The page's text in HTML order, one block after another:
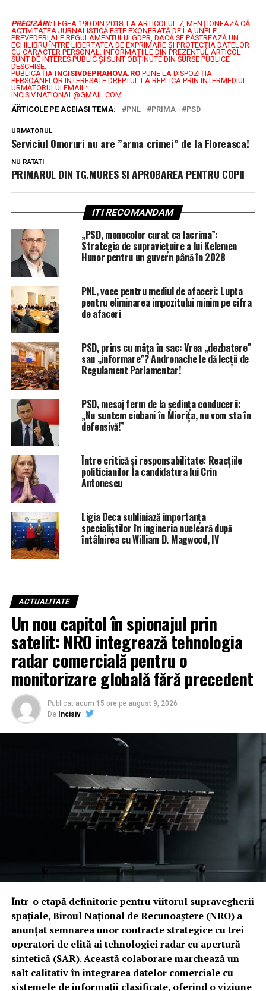
PRECIZĂRI: LEGEA 190 DIN 2018, LA ARTICOLUL 7, MENŢIONEAZĂ CĂ
ACTIVITATEA JURNALISTICĂ ESTE EXONERATĂ DE LA UNELE
PREVEDERI ALE REGULAMENTULUI GDPR, DACĂ SE PĂSTREAZĂ UN
ECHILIBRU ÎNTRE LIBERTATEA DE EXPRIMARE ŞI PROTECŢIA DATELOR
CU CARACTER PERSONAL. INFORMAȚIILE DIN PREZENTUL ARTICOL
SUNT DE INTERES PUBLIC ȘI SUNT OBȚINUTE DIN SURSE PUBLICE
DESCHISE.
PUBLICAȚIA INCISIVDEPRAHOVA.ROPUNE LA DISPOZIȚIA
PERSOANELOR INTERESATE DREPTUL LA REPLICA PRIN INTERMEDIUL
URMĂTORULUI EMAIL:
INCISIV.NATIONAL@GMAIL.COM
.....
ARTICOLE PE ACEIASI TEMA:
PNL PRIMA PSD
URMATORUL
Serviciul Omoruri nu are ”arma crimei” de la Floreasca!
NU RATATI
PRIMARUL DIN TG.MURES SI APROBAREA PENTRU COPII
ITI RECOMANDAM
„PSD, monocolor curat ca lacrima”:
Strategia de supraviețuire a lui Kelemen
Hunor pentru un guvern până în 2028
PNL, voce pentru mediul de afaceri: Lupta
pentru eliminarea impozitului minim pe cifra
de afaceri
PSD, prins cu mâța în sac: Vrea „dezbatere”
sau „informare”? Andronache le dă lecții de
Regulament Parlamentar!
PSD, mesaj ferm de la ședința conducerii:
„Nu suntem ciobani în Miorița, nu vom sta în
defensivă!”
Între critică și responsabilitate: Reacțiile
politicianilor la candidatura lui Crin
Antonescu
Ligia Deca subliniază importanța
specialiștilor în ingineria nucleară după
întâlnirea cu William D. Magwood, IV
ACTUALITATE
Un nou capitol în spionajul prin
satelit: NRO integrează tehnologia
radar comercială pentru o
monitorizare globală fără precedent
Publicat acum 15 ore pe august 9, 2026
De Incisiv
Într-o etapă definitorie pentru viitorul supravegherii
spațiale, Biroul Național de Recunoaștere (NRO) a
anunțat semnarea unor contracte strategice cu trei
operatori de elită ai tehnologiei radar cu apertură
sintetică (SAR). Această colaborare marchează un
salt calitativ în integrarea datelor comerciale cu
sistemele de informații clasificate, oferind o viziune